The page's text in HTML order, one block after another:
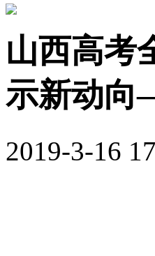
山西高考
示新动
2019-3-16